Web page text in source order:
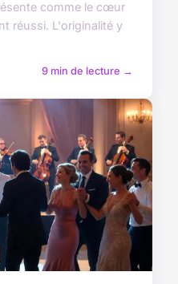
comme le cœur
réussi. L'originalité y
9 min de lecture →